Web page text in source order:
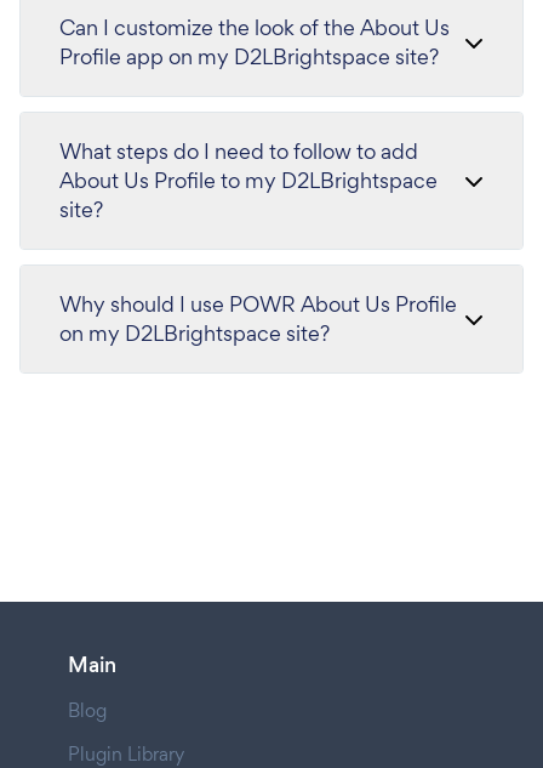
Can I customize the look of the About Us
Profile app on my D2LBrightspace site?
What steps do I need to follow to add
About Us Profile to my D2LBrightspace
site?
Why should I use POWR About Us Profile
on my D2LBrightspace site?
Main
Blog
Plugin Library